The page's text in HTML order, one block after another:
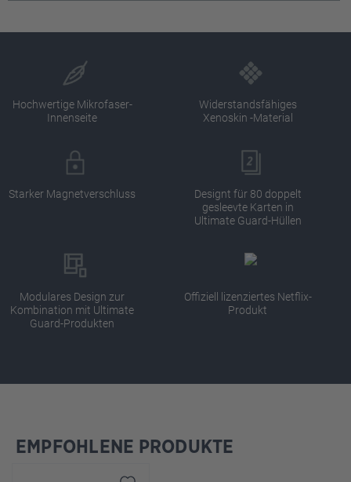
Hochwertige Mikrofaser-
Innenseite
Widerstandsfähiges
Xenoskin -Material
Starker Magnetverschluss
Designt für 80 doppelt
gesleevte Karten in
Ultimate Guard-Hüllen
Modulares Design zur
Kombination mit Ultimate
Guard-Produkten
Offiziell lizenziertes Netflix-
Produkt
Produktgalerie überspringen
EMPFOHLENE PRODUKTE